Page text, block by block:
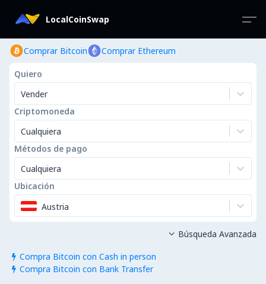
LocalCoinSwap
Comprar Bitcoin Comprar Ethereum
Quiero
Vender
Criptomoneda
Cualquiera
Métodos de pago
Cualquiera
Ubicación
Austria
 Compra Bitcoin con Cash in person
 Compra Bitcoin con Bank Transfer
 Búsqueda Avanzada